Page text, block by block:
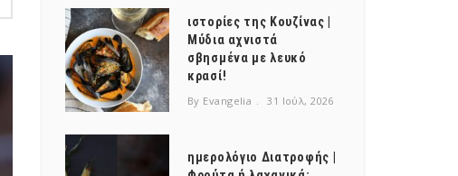
ιστορίες της Κουζίνας |
Μύδια αχνιστά
σβησμένα με λευκό
κρασί!
By Evangelia 31 Ιούλ, 2026
ημερολόγιο Διατροφής |